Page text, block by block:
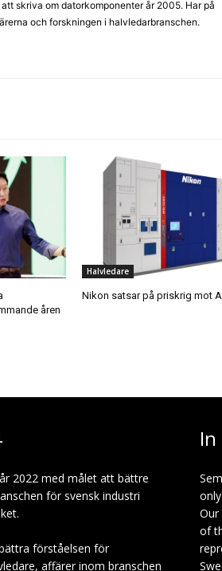
skriva om datorkomponenter år 2005. Har på
och forskningen i halvledarbranschen.
åren
Halvledare
Nikon satsar på priskrig mot
2022 med målet att bättre
för svensk industri
förståelsen för
affärer inom branschen
In
of